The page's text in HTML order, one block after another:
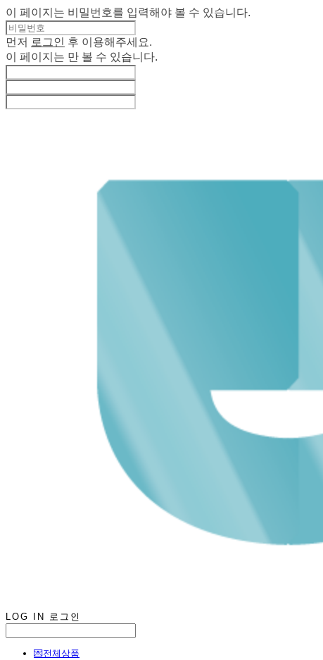
이 페이지는 비밀번호를 입력해야 볼 수 있습니다.
먼저 로그인
후 이용해주세요.
이 페이지는 만 볼 수 있습니다.
LOG IN 로그인
💌전체상품